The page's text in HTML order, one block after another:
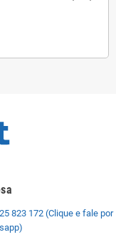
823 172 (Clique e fale por